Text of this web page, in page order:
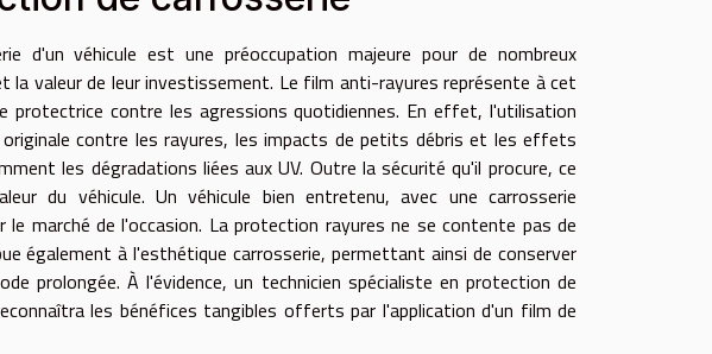
d'un véhicule est une préoccupation majeure pour de nombreux
la valeur de leur investissement. Le film anti-rayures représente à cet
protectrice contre les agressions quotidiennes. En effet, l'utilisation
contre les rayures, les impacts de petits débris et les effets
les dégradations liées aux UV. Outre la sécurité qu'il procure, ce
du véhicule. Un véhicule bien entretenu, avec une carrosserie
le marché de l'occasion. La protection rayures ne se contente pas de
également à l'esthétique carrosserie, permettant ainsi de conserver
prolongée. À l'évidence, un technicien spécialiste en protection de
les bénéfices tangibles offerts par l'application d'un film de